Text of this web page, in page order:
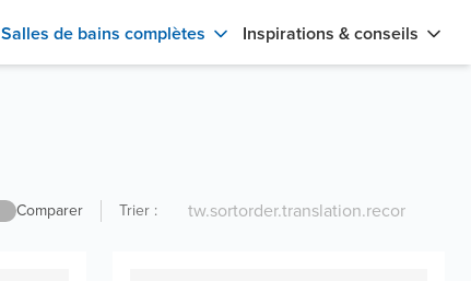
Salles de bains complètes Inspirations & conseils
Comparer Trier :